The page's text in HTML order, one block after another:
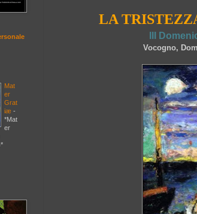
LA
III
Vocogno,
Mat
er
Grat
iæ -
*Mat
er